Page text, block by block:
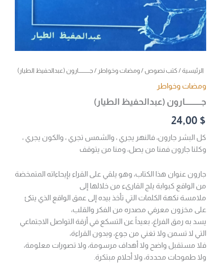
الرئيسية/ كتب نصوص /ومضات وخواطر / جـــــــــــارون (عبدالحفيظ الطيار)
ومضات وخواطر
جـــــــــــارون (عبدالحفيظ الطيار)
24,00 $
كل البشر جارون، فالنهر يجري ، والشمس تجري ، والكون يجري ،
وكلنا جارون فمنا من يصل، ومنا من يتوقف
جارون عنوان هذا الكتاب، وهو يلقي على القراء بإيحاءاته المتمخضة
من الواقع كبوابة يلج القارىء من خلالها إلى
ملامسة نكهة الكلمات التي تأخذ بيده إلى عمق الواقع الذي يتكئ
على مخزون معرفي مصدره من الفكر والقلب،
يسد به رمق الفراغ، بعيداً عن التسكع في أزقة التواصل الاجتماعي
التي لا تسمن ولا تغني من جوع، وبدون القراءة،
فلا مستقبل واضح ولا أهداف مرسومة، ولا تصورات معلومة،
ولا طموحات محددة، ولا أحلام مبتكرة.